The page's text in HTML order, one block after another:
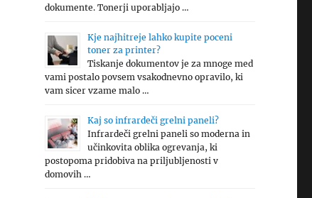
dokumente. Tonerji uporabljajo …
Kje najhitreje lahko kupite poceni
toner za printer?
Tiskanje dokumentov je za mnoge med
vami postalo povsem vsakodnevno opravilo, ki
vam sicer vzame malo …
Kaj so infrardeči grelni paneli?
Infrardeči grelni paneli so moderna in
učinkovita oblika ogrevanja, ki
postopoma pridobiva na priljubljenosti v
domovih …